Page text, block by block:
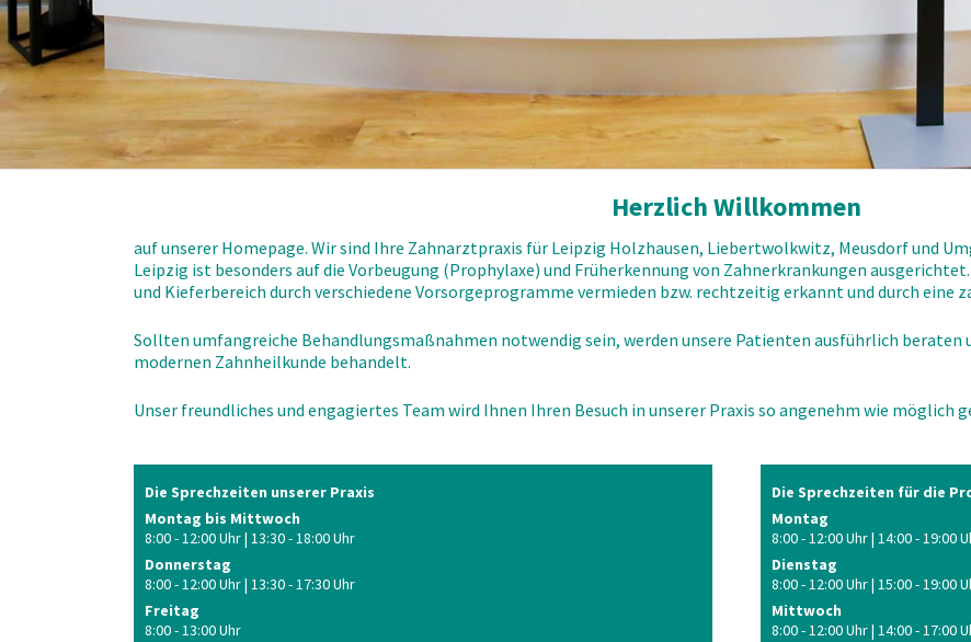
Herzlich Willkommen
auf unserer Homepage. Wir sind Ihre Zahnarztpraxis für Leipzig Holzhausen, Liebertwolkwitz, Meusdorf und
Leipzig ist besonders auf die Vorbeugung (Prophylaxe) und Früherkennung von Zahnerkrankungen
und Kieferbereich durch verschiedene Vorsorgeprogramme vermieden bzw. rechtzeitig erkannt und durch eine
Sollten umfangreiche Behandlungsmaßnahmen notwendig sein, werden unsere Patienten ausführlich beraten
modernen Zahnheilkunde behandelt.
Unser freundliches und engagiertes Team wird Ihnen Ihren Besuch in unserer Praxis so angenehm wie möglich
Die Sprechzeiten unserer Praxis
Montag bis Mittwoch
8:00 - 12:00 Uhr | 13:30 - 18:00 Uhr
Donnerstag
8:00 - 12:00 Uhr | 13:30 - 17:30 Uhr
Freitag
8:00 - 13:00 Uhr
Die Sprechzeiten für die
Montag
8:00 - 12:00 Uhr | 14:00 - 19:00
Dienstag
8:00 - 12:00 Uhr | 15:00 - 19:00
Mittwoch
8:00 - 12:00 Uhr | 14:00 - 17:00